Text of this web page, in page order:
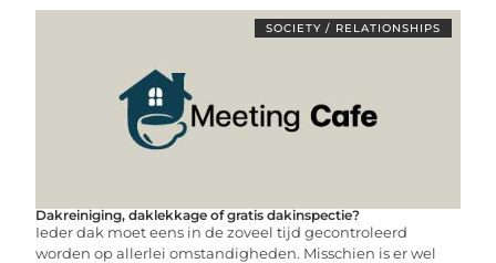
SOCIETY / RELATIONSHIPS
Dakreiniging, daklekkage of gratis dakinspectie?
Ieder dak moet eens in de zoveel tijd gecontroleerd
worden op allerlei omstandigheden. Misschien is er wel